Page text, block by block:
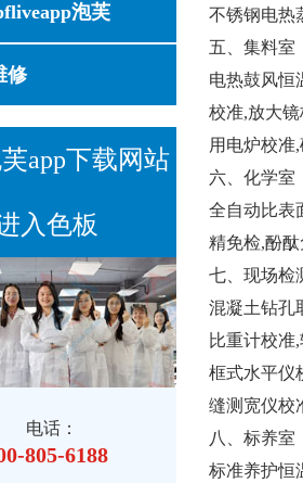
泡芙
修
app下载网站
入色板
电话：
805-6188
不锈钢电热
五、集料室
电热鼓风恒
校准,放大镜
用电炉校准
六、化学室
全自动比表
精免检,酚酞
七、现场
混凝土钻孔
比重计校准
框式水平仪
缝测宽仪校
八、标养室
标准养护恒